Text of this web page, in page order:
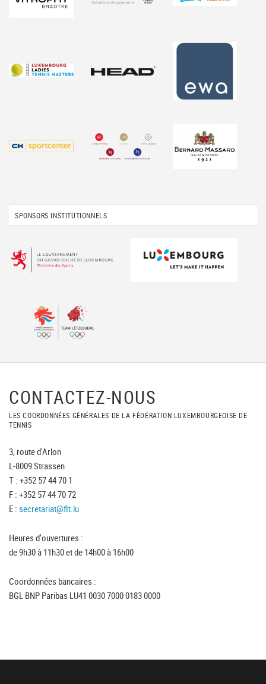
SPONSORS INSTITUTIONNELS
CONTACTEZ-NOUS
LES COORDONNÉES GÉNÉRALES DE LA FÉDÉRATION LUXEMBOURGEOISE DE
TENNIS
3, route d'Arlon
L-8009 Strassen
T : +352 57 44 70 1
F : +352 57 44 70 72
E : secretariat@flt.lu
Heures d'ouvertures :
de 9h30 à 11h30 et de 14h00 à 16h00
Coordonnées bancaires :
BGL BNP Paribas LU41 0030 7000 0183 0000